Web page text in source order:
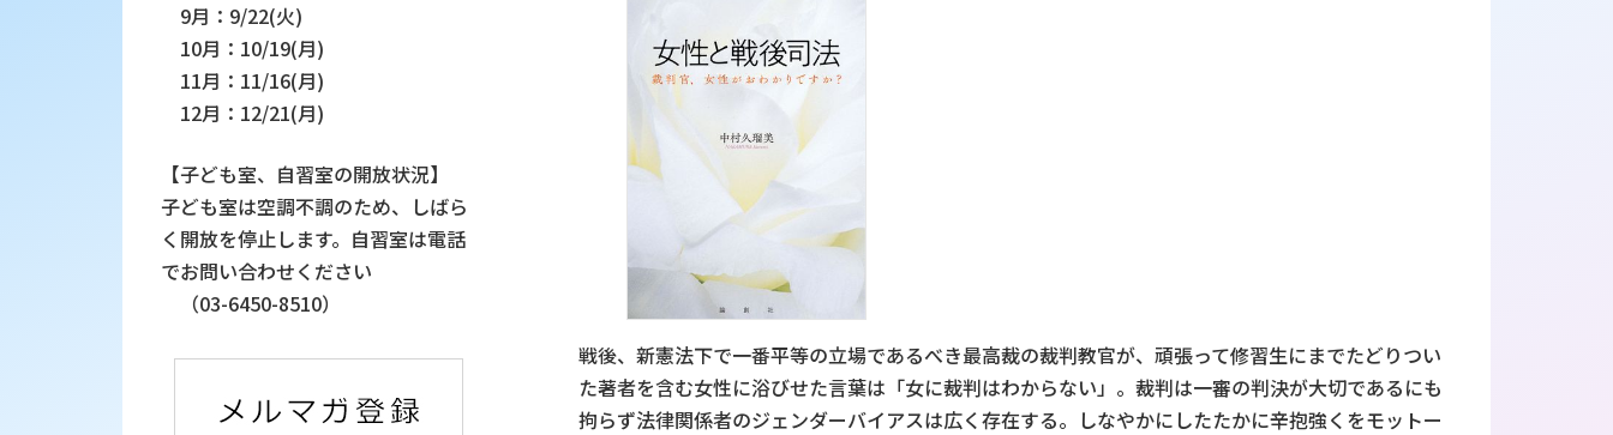
戦後、新憲法下で一番平等の立場であるべき最高裁の裁判教官が、頑張って修習生にまでたどりつい
た著者を含む女性に浴びせた言葉は「女に裁判はわからない」。裁判は一審の判決が大切であるにも
拘らず法律関係者のジェンダーバイアスは広く存在する。しなやかにしたたかに辛抱強くをモットー
9月：9/22(火)
10月：10/19(月)
11月：11/16(月)
12月：12/21(月)
【子ども室、自習室の開放状況】
子ども室は空調不調のため、しばら
く開放を停止します。自習室は電話
でお問い合わせください
（03-6450-8510）